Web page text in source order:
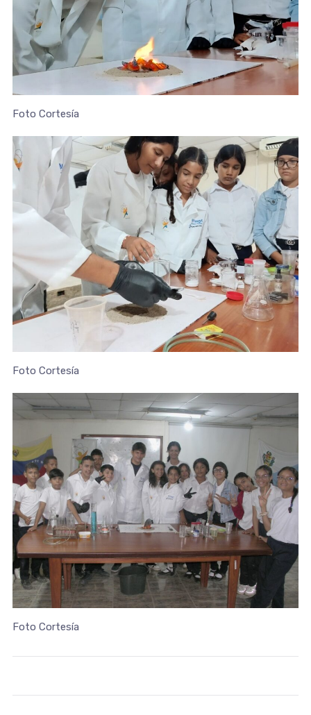
Foto Cortesía
Foto Cortesía
Foto Cortesía